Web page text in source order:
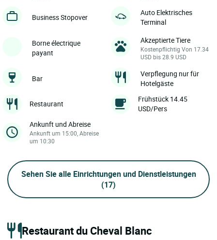
Business Stopover
Auto Elektrisches
Terminal
Borne électrique
payant
Akzeptierte Tiere
Kostenpflichtig Von 17.34
USD bis 28.9 USD
Bar
Verpflegung nur für
Hotelgäste
Restaurant
Frühstück 14.45
USD/Pers
Ankunft und Abreise
Ankunft um 15:00, Abreise
um 10:30
Sehen Sie alle Einrichtungen und Dienstleistungen
(17)
Restaurant du Cheval Blanc